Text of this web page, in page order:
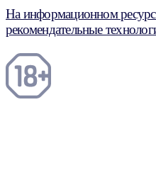
На информационном
рекомендательные